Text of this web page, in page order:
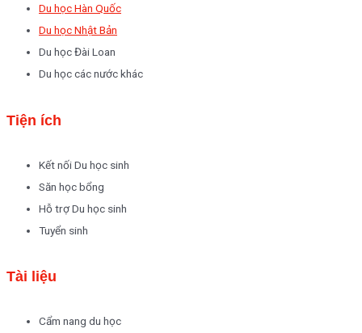
Du học Hàn Quốc
Du học Nhật Bản
Du học Đài Loan
Du học các nước khác
Tiện ích
Kết nối Du học sinh
Săn học bổng
Hỗ trợ Du học sinh
Tuyển sinh
Tài liệu
Cẩm nang du học